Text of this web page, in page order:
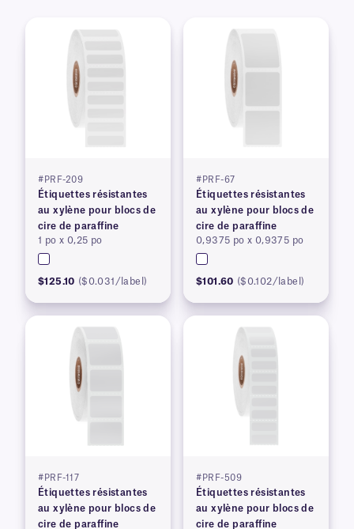
#PRF-209
Étiquettes résistantes
au xylène pour blocs de
cire de paraffine
1 po x 0,25 po
$125.10 ($0.031/label)
#PRF-67
Étiquettes résistantes
au xylène pour blocs de
cire de paraffine
0,9375 po x 0,9375 po
$101.60 ($0.102/label)
#PRF-117
Étiquettes résistantes
au xylène pour blocs de
cire de paraffine
#PRF-509
Étiquettes résistantes
au xylène pour blocs de
cire de paraffine